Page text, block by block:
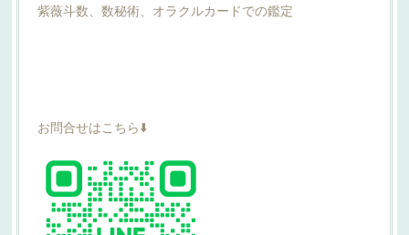
紫薇斗数、数秘術、オラクルカードでの鑑定
お問合せはこちら⬇️